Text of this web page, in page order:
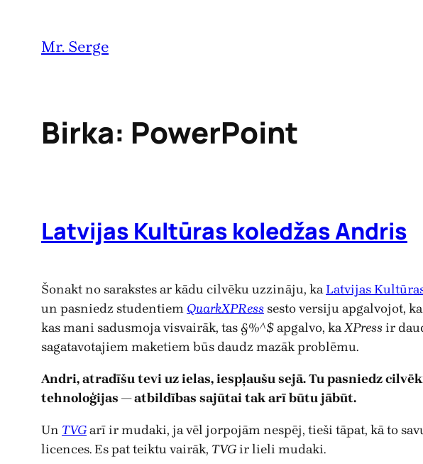
Mr. Serge
Birka: PowerPoint
Latvijas Kultūras koledžas Andris
Šonakt no sarakstes ar kādu cilvēku uzzināju, kaLatvijas
un pasniedz studentiem QuarkXPResssesto versiju apgalvojot,
kas mani sadusmoja visvairāk, tas&%^$apgalvo, kaXPressir
sagatavotajiem maketiem būs daudz mazāk problēmu.
Andri, atradīšu tevi uz ielas, iespļaušu sejā. Tu pasniedz
tehnoloģijas — atbildības sajūtai tak arī būtu jābūt.
Un TVGarī ir mudaki, ja vēl jorpojām nespēj, tieši tāpat, kā to
licences. Es pat teiktu vairāk, TVGir lieli mudaki.